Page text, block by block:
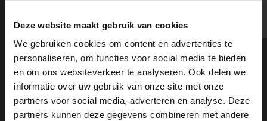
Deze website maakt gebruik van cookies
We gebruiken cookies om content en advertenties te
personaliseren, om functies voor social media te bieden
en om ons websiteverkeer te analyseren. Ook delen we
informatie over uw gebruik van onze site met onze
partners voor social media, adverteren en analyse. Deze
partners kunnen deze gegevens combineren met andere
met Shohreh Feshtali, Renske Verheul en Amira Lotfy
over protesten tegen de #hoofddoek in Iran,
hedendaags feminisme en gemeentes die bepalen
welke reclames nog 'deugen'.
Kijk de uitzending